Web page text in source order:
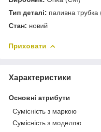
Тип деталі: паливна
Стан: новий
Приховати
Характеристики
Основні атрибути
Сумісність з маркою
Сумісність з моделлю